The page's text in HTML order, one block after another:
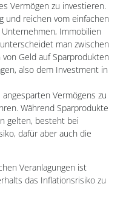
Vermögen zu investieren.
und reichen vom einfachen
Immobilien
man zwischen
Geld auf Sparprodukten
also dem Investment in
Vermögens zu
Während Sparprodukte
gelten, besteht bei
dafür aber auch die
Veranlagungen ist
das Inflationsrisiko zu